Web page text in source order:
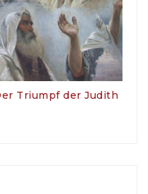
Triumpf der Judith